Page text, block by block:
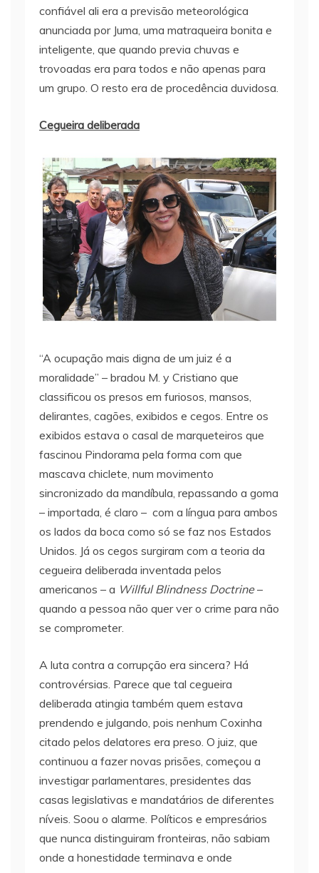
confiável ali era a previsão meteorológica
anunciada por Juma, uma matraqueira bonita e
inteligente, que quando previa chuvas e
trovoadas era para todos e não apenas para
um grupo. O resto era de procedência duvidosa.
Cegueira deliberada
“A ocupação mais digna de um juiz é a
moralidade” – bradou M. y Cristiano que
classificou os presos em furiosos, mansos,
delirantes, cagões, exibidos e cegos. Entre os
exibidos estava o casal de marqueteiros que
fascinou Pindorama pela forma com que
mascava chiclete, num movimento
sincronizado da mandíbula, repassando a goma
– importada, é claro – com a língua para ambos
os lados da boca como só se faz nos Estados
Unidos. Já os cegos surgiram com a teoria da
cegueira deliberada inventada pelos
americanos – a Willful Blindness Doctrine–
quando a pessoa não quer ver o crime para não
se comprometer.
A luta contra a corrupção era sincera? Há
controvérsias. Parece que tal cegueira
deliberada atingia também quem estava
prendendo e julgando, pois nenhum Coxinha
citado pelos delatores era preso. O juiz, que
continuou a fazer novas prisões, começou a
investigar parlamentares, presidentes das
casas legislativas e mandatários de diferentes
níveis. Soou o alarme. Políticos e empresários
que nunca distinguiram fronteiras, não sabiam
onde a honestidade terminava e onde